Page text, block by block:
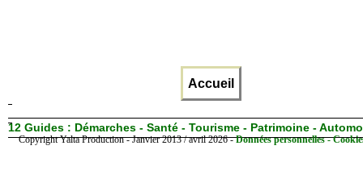
Accueil
12 Guides : Démarches - Santé - Tourisme - Patrimoine -
Copyright Yalta Production - Janvier 2013 / avril 2026 -Données personnelles -